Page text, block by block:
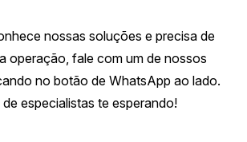
nossas soluções e precisa de
operação, fale com um de nossos
no botão de WhatsApp ao lado.
especialistas te esperando!